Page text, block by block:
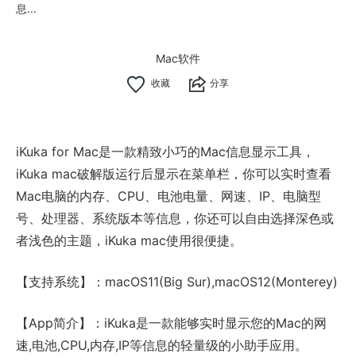
息...
Mac软件
分享
iKuka for Mac是一款精致小巧的Mac信息显示工具，
iKuka mac破解版运行后显示在菜单栏，你可以实时查看
Mac电脑的内存、CPU、电池电量、网速、IP、电脑型
号、处理器、系统版本等信息，你还可以自由选择深色或
者浅色的主题，iKuka mac使用很便捷。
【支持系统】：macOS11(Big Sur),macOS12(Monterey)
【App简介】：iKuka是一款能够实时显示您的Mac的网
速,电池,CPU,内存,IP等信息的轻量级的小助手应用。